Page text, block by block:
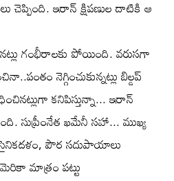
ఇరాన్‌ క్షిపణుల దాటికి ఆ
గంభీరాలకు పోయింది. వరుసగా
నెగ్గించుకున్నట్లు బిల్డప్‌
కనిపిస్తున్నా... ఇరాన్‌
సుప్రీంనేత ఖమేనీ సహా... ముఖ్య
పౌర సదుపాయాలు
మాత్రం పట్టు